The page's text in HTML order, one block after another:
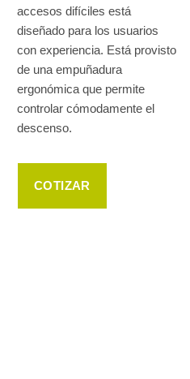
accesos difíciles está
diseñado para los usuarios
con experiencia. Está provisto
de una empuñadura
ergonómica que permite
controlar cómodamente el
descenso.
COTIZAR